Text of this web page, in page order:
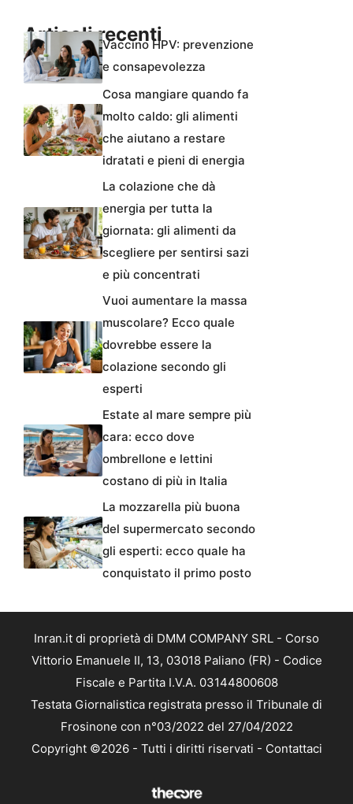
Articoli recentiVaccino HPV: prevenzione
e consapevolezza
Cosa mangiare quando fa
molto caldo: gli alimenti
che aiutano a restare
idratati e pieni di energia
La colazione che dà
energia per tutta la
giornata: gli alimenti da
scegliere per sentirsi sazi
e più concentrati
Vuoi aumentare la massa
muscolare? Ecco quale
dovrebbe essere la
colazione secondo gli
esperti
Estate al mare sempre più
cara: ecco dove
ombrellone e lettini
costano di più in Italia
La mozzarella più buona
del supermercato secondo
gli esperti: ecco quale ha
conquistato il primo posto
Inran.it di proprietà di DMM COMPANY SRL - Corso
Vittorio Emanuele II, 13, 03018 Paliano (FR) - Codice
Fiscale e Partita I.V.A. 03144800608
Testata Giornalistica registrata presso il Tribunale di
Frosinone con n°03/2022 del 27/04/2022
Copyright ©2026 - Tutti i diritti riservati - Contattaci